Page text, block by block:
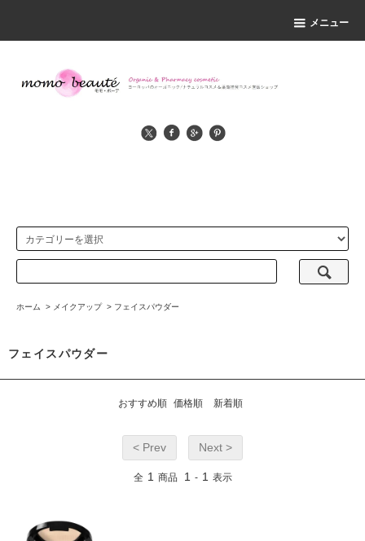
メニュー
ホーム > メイクアップ > フェイスパウダー
フェイスパウダー
おすすめ順 価格順 新着順
< Prev Next >
全 1 商品 1 - 1 表示